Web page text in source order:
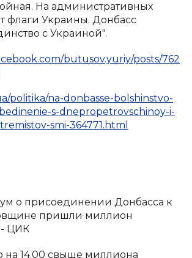
На административных
флаги Украины. Донбасс
с Украиной".
butusov.yuriy/posts/762
politika/na-donbasse-bolshinstvo-
s-dnepropetrovschinoy-i-
smi-364771.html
о присоединении Донбасса к
пришли миллион
- ЦИК
на 14.00 свыше миллиона